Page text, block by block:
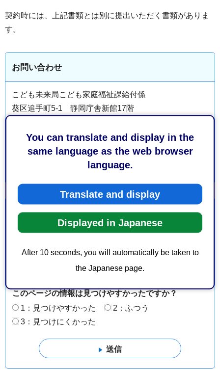
You can translate and display in the
same language as the web browser
language.
Translate and display
Displayed in Japanese
After 10 seconds, you will automatically be taken to
the Japanese page.
契約時には、上記書類とは別に提出いただく書類がありま
す。
お問い合わせ
こども未来局こども家庭福祉課給付係
葵区追手町5-1 静岡庁舎新館17階
ファックス番号：054-221-5027
見をお聞かせください
このページの情報は役に立ちましたか？
このページの情報は見つけやすかったですか？
1：見つけやすかった
2：ふつう
3：見つけにくかった